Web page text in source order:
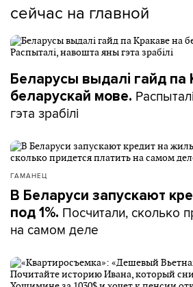
сейчас на главной
Беларусы выдалі гайд па
беларускай мове.
гэта зрабілі
ГАМАНЕЦ
В Беларуси запускают
под 1%. Посчитали, сколько
на самом деле